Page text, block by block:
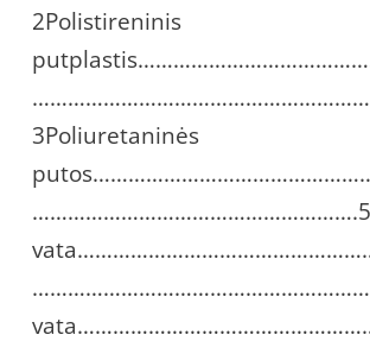
2Polistireninis
…………………………………………………
3Poliuretaninės